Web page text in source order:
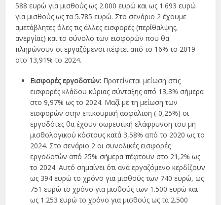
588 ευρώ για μισθούς ως 2.000 ευρώ και ως 1.693 ευρώ
για μισθούς ως τα 5.785 ευρώ. Στο σενάριο 2 έχουμε
αμετάβλητες όλες τις άλλες εισφορές (περίθαλψης,
ανεργίας) και το σύνολο των εισφορών που θα
πληρώνουν οι εργαζόμενοι πέφτει από το 16% το 2019
στο 13,91% το 2024.
Εισφορές εργοδοτών: Προτείνεται μείωση στις
εισφορές κλάδου κύριας σύνταξης από 13,3% σήμερα
στο 9,97% ως το 2024. Μαζί με τη μείωση των
εισφορών στην επικουρική ασφάλιση (-0,25%) οι
εργοδότες θα έχουν σωρευτική ελάφρυνση του μη
μισθολογικού κόστους κατά 3,58% από το 2020 ως το
2024. Στο σενάριο 2 οι συνολικές εισφορές
εργοδοτών από 25% σήμερα πέφτουν στο 21,2% ως
το 2024. Αυτό σημαίνει ότι ανά εργαζόμενο κερδίζουν
ως 394 ευρώ το χρόνο για μισθούς των 740 ευρώ, ως
751 ευρώ το χρόνο για μισθούς των 1.500 ευρώ και
ως 1.253 ευρώ το χρόνο για μισθούς ως τα 2.500